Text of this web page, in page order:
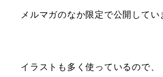
メルマガのなか限定で公開してい
イラストも多く使っているので、